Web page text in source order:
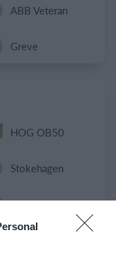
ABB Veteran
Greve
HOG OB50
Stokehagen
Modstander